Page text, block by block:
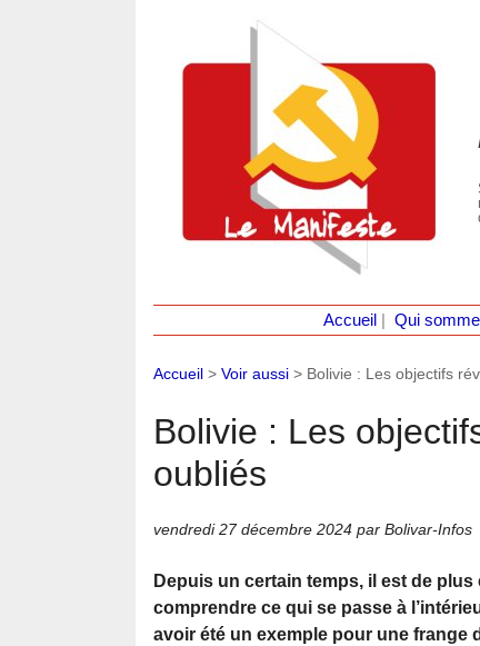
Accueil Qui
Accueil > Voir aussi > Bolivie : Les objectifs
Bolivie : Les
oubliés
vendredi 27 décembre 2024 par Bolivar-Infos
Depuis un certain temps, il est de
comprendre ce qui se passe à
avoir été un exemple pour une frange